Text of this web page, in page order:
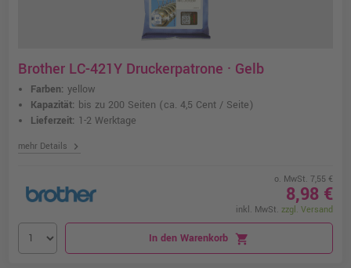
Brother LC-421Y Druckerpatrone · Gelb
Farben: yellow
Kapazität: bis zu 200 Seiten (ca. 4,5 Cent / Seite)
Lieferzeit: 1-2 Werktage
mehr Details chevron_right
o. MwSt. 7,55 €
8,98 €
inkl. MwSt. zzgl. Versand
In den Warenkorb shopping_cart